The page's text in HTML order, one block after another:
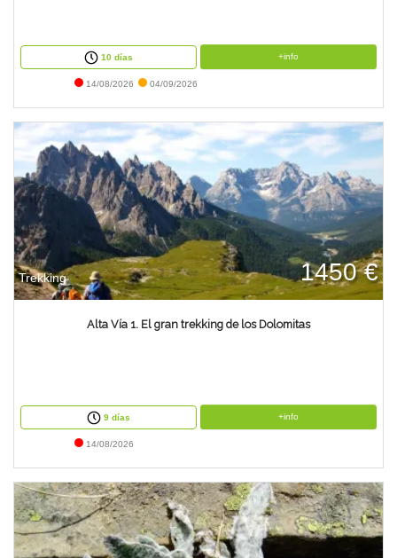
10 días +info
14/08/2026 04/09/2026
Trekking 1450 €
Alta Vía 1. El gran trekking de los Dolomitas
9 días +info
14/08/2026